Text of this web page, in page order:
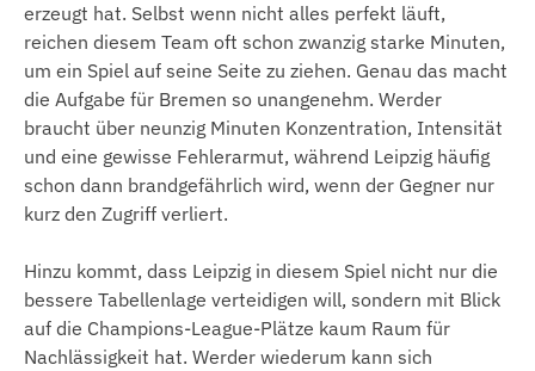
erzeugt hat. Selbst wenn nicht alles perfekt läuft,
reichen diesem Team oft schon zwanzig starke Minuten,
um ein Spiel auf seine Seite zu ziehen. Genau das macht
die Aufgabe für Bremen so unangenehm. Werder
braucht über neunzig Minuten Konzentration, Intensität
und eine gewisse Fehlerarmut, während Leipzig häufig
schon dann brandgefährlich wird, wenn der Gegner nur
kurz den Zugriff verliert.
Hinzu kommt, dass Leipzig in diesem Spiel nicht nur die
bessere Tabellenlage verteidigen will, sondern mit Blick
auf die Champions-League-Plätze kaum Raum für
Nachlässigkeit hat. Werder wiederum kann sich